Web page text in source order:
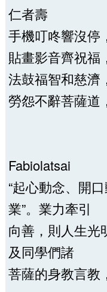
仁者壽
手機叮咚響沒停
貼畫影音齊祝福
法鼓福智和慈濟
勞怨不辭菩薩道
Fabiolatsai
“起心動念、開
業”。業力牽引
向善，則人生
及同學們諸
菩薩的身教言教